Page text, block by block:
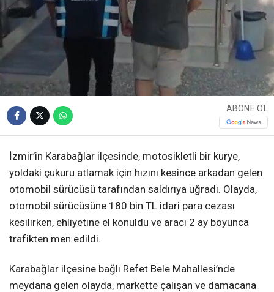
ABONE OL
İzmir’in Karabağlar ilçesinde, motosikletli bir kurye,
yoldaki çukuru atlamak için hızını kesince arkadan gelen
otomobil sürücüsü tarafından saldırıya uğradı. Olayda,
otomobil sürücüsüne 180 bin TL idari para cezası
kesilirken, ehliyetine el konuldu ve aracı 2 ay boyunca
trafikten men edildi.
Karabağlar ilçesine bağlı Refet Bele Mahallesi’nde
meydana gelen olayda, markette çalışan ve damacana